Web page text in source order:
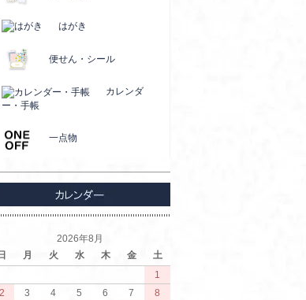
はがき
便せん・シール
カレンダ
ー・手帳
一点物
2026年8月
日
月 火 水 木 金
土
1
2
3 4 5 6 7
8